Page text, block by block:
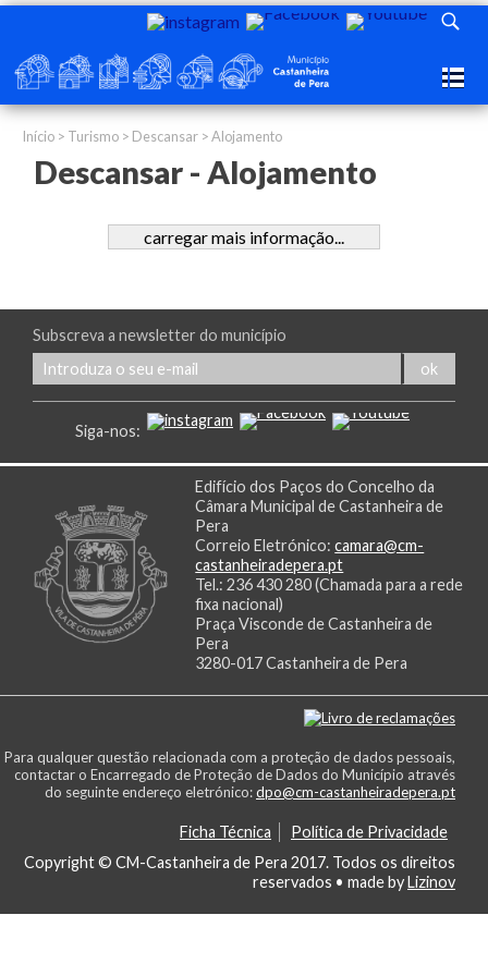
Início > Turismo > Descansar > Alojamento
Descansar - Alojamento
carregar mais informação...
Subscreva a newsletter do município
Siga-nos:
Edifício dos Paços do Concelho da
Câmara Municipal de Castanheira de
Pera
Correio Eletrónico:camara@cm-
castanheiradepera.pt
Tel.: 236 430 280 (Chamada para a rede
fixa nacional)
Praça Visconde de Castanheira de
Pera
3280-017 Castanheira de Pera
Para qualquer questão relacionada com a proteção de dados pessoais,
contactar o Encarregado de Proteção de Dados do Município através
do seguinte endereço eletrónico:dpo@cm-castanheiradepera.pt
Ficha Técnica
Política de Privacidade
Copyright © CM-Castanheira de Pera 2017. Todos os direitos
reservados • made byLizinov